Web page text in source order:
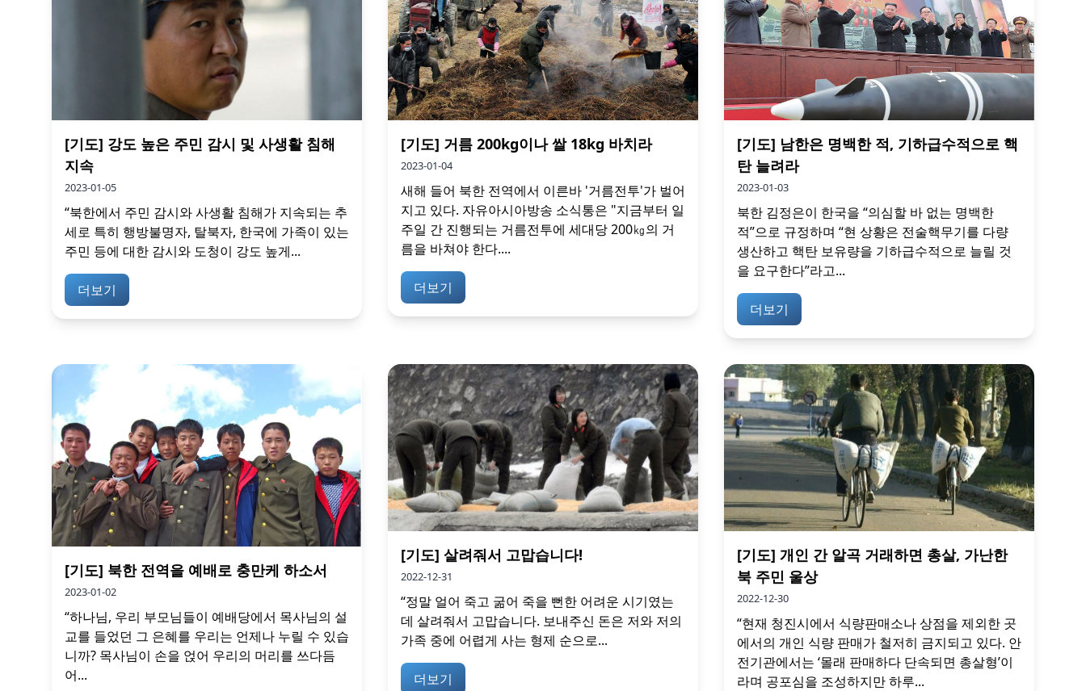
[기도] 강도 높은 주민 감시 및 사생활 침해
지속
2023-01-05
“북한에서 주민 감시와 사생활 침해가 지속되는 추
세로 특히 행방불명자, 탈북자, 한국에 가족이 있는
주민 등에 대한 감시와 도청이 강도 높게...
더보기
[기도] 거름 200kg이나 쌀 18kg 바치라
2023-01-04
새해 들어 북한 전역에서 이른바 '거름전투'가 벌어
지고 있다. 자유아시아방송 소식통은 "지금부터 일
주일 간 진행되는 거름전투에 세대당 200㎏의 거
름을 바쳐야 한다....
더보기
[기도] 남한은 명백한 적, 기하급수적으로 핵
탄 늘려라
2023-01-03
북한 김정은이 한국을 “의심할 바 없는 명백한
적”으로 규정하며 “현 상황은 전술핵무기를 다량
생산하고 핵탄 보유량을 기하급수적으로 늘릴 것
을 요구한다”라고...
더보기
[기도] 북한 전역을 예배로 충만케 하소서
2023-01-02
“하나님, 우리 부모님들이 예배당에서 목사님의 설
교를 들었던 그 은혜를 우리는 언제나 누릴 수 있습
니까? 목사님이 손을 얹어 우리의 머리를 쓰다듬
어...
[기도] 살려줘서 고맙습니다!
2022-12-31
“정말 얼어 죽고 굶어 죽을 뻔한 어려운 시기였는
데 살려줘서 고맙습니다. 보내주신 돈은 저와 저의
가족 중에 어렵게 사는 형제 순으로...
더보기
[기도] 개인 간 알곡 거래하면 총살, 가난한
북 주민 울상
2022-12-30
“현재 청진시에서 식량판매소나 상점을 제외한 곳
에서의 개인 식량 판매가 철저히 금지되고 있다. 안
전기관에서는 ‘몰래 판매하다 단속되면 총살형’이
라며 공포심을 조성하지만 하루...